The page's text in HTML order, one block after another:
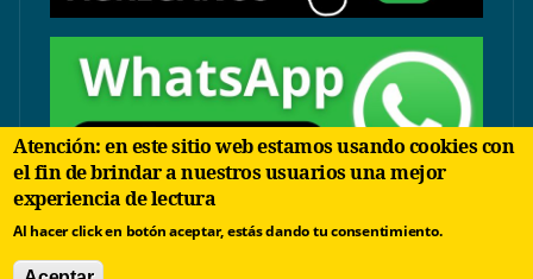
Sólo temas comerciales:
Atención: en este sitio web estamos usando cookies con
el fin de brindar a nuestros usuarios una mejor
experiencia de lectura
Al hacer click en botón aceptar, estás dando tu consentimiento.